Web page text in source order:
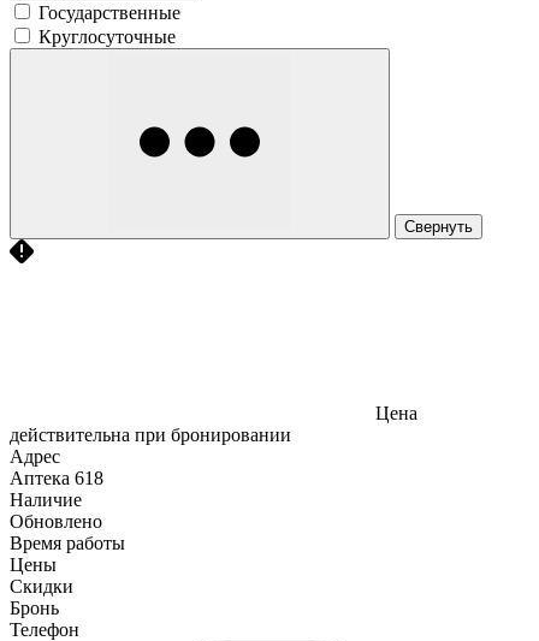
Государственные
Круглосуточные
Свернуть
Цена
действительна при бронировании
Адрес
Аптека 618
Наличие
Обновлено
Время работы
Цены
Скидки
Бронь
Телефон